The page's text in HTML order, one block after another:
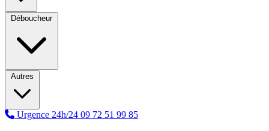
Déboucheur
Autres
Urgence 24h/24 09 72 51 99 85